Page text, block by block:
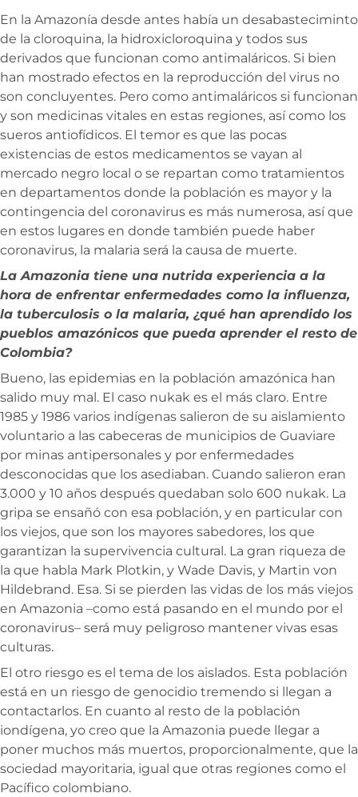
En la Amazonía desde antes había un desabasteciminto
de la cloroquina, la hidroxicloroquina y todos sus
derivados que funcionan como antimaláricos. Si bien
han mostrado efectos en la reproducción del virus no
son concluyentes. Pero como antimaláricos si funcionan
y son medicinas vitales en estas regiones, así como los
sueros antiofídicos. El temor es que las pocas
existencias de estos medicamentos se vayan al
mercado negro local o se repartan como tratamientos
en departamentos donde la población es mayor y la
contingencia del coronavirus es más numerosa, así que
en estos lugares en donde también puede haber
coronavirus, la malaria será la causa de muerte.
La Amazonia tiene una nutrida experiencia a la
hora de enfrentar enfermedades como la influenza,
la tuberculosis o la malaria, ¿qué han aprendido los
pueblos amazónicos que pueda aprender el resto de
Colombia?
Bueno, las epidemias en la población amazónica han
salido muy mal. El caso nukak es el más claro. Entre
1985 y 1986 varios indígenas salieron de su aislamiento
voluntario a las cabeceras de municipios de Guaviare
por minas antipersonales y por enfermedades
desconocidas que los asediaban. Cuando salieron eran
3.000 y 10 años después quedaban solo 600 nukak. La
gripa se ensañó con esa población, y en particular con
los viejos, que son los mayores sabedores, los que
garantizan la supervivencia cultural. La gran riqueza de
la que habla Mark Plotkin, y Wade Davis, y Martin von
Hildebrand. Esa. Si se pierden las vidas de los más viejos
en Amazonia –como está pasando en el mundo por el
coronavirus– será muy peligroso mantener vivas esas
culturas.
El otro riesgo es el tema de los aislados. Esta población
está en un riesgo de genocidio tremendo si llegan a
contactarlos. En cuanto al resto de la población
iondígena, yo creo que la Amazonia puede llegar a
poner muchos más muertos, proporcionalmente, que la
sociedad mayoritaria, igual que otras regiones como el
Pacífico colombiano.